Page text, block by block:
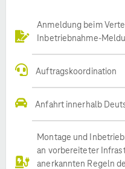
Anmeldung beim
Inbetriebnahme-
Auftragskoordination
Anfahrt innerhalb
Montage und
an vorbereiteter
anerkannten Regeln